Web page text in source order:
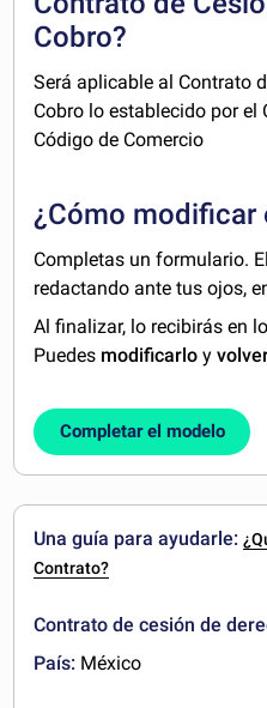
Cobro?
Será aplicable al Contrato
Cobro lo establecido por el
Código de Comercio
¿Cómo modificar
Completas un formulario.
redactando ante tus ojos,
Al finalizar, lo recibirás en
Puedes modificarlo y
Completar el modelo
Una guía para ayudarle:
Contrato?
Contrato de cesión de
País: México